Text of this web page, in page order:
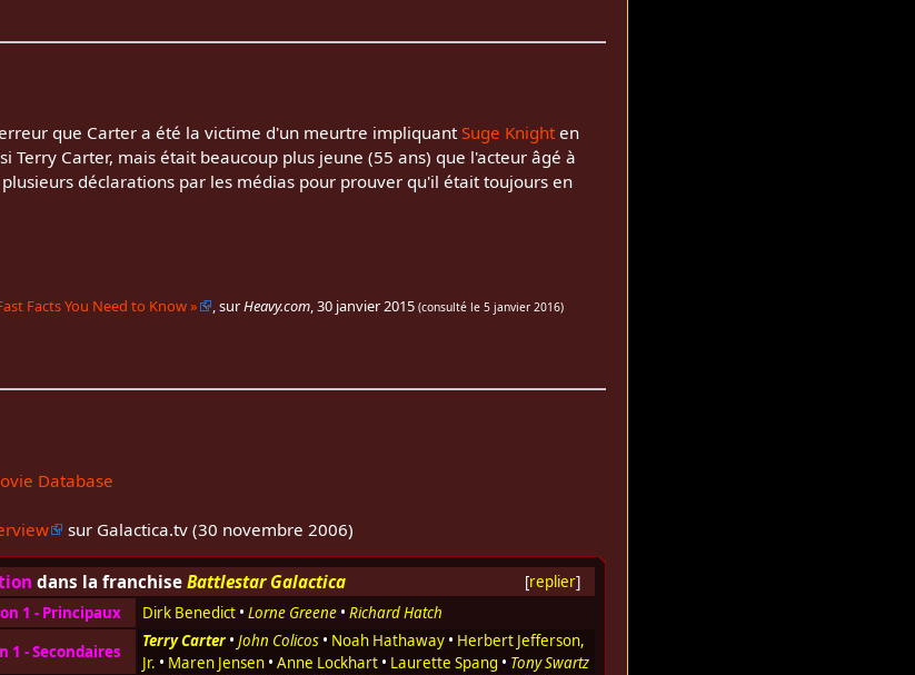
que Carter a été la victime d'un meurtre impliquantSuge Knighten
Terry Carter, mais était beaucoup plus jeune (55 ans) que l'acteur âgé à
déclarations par les médias pour prouver qu'il était toujours en
Facts You Need to Know» , surHeavy.com,30 janvier 2015 (consulté le5 janvier 2016)
Database
sur Galactica.tv (30 novembre 2006)
[replier]
dans la franchise Battlestar Galactica
1 - Principaux Dirk Benedict• Lorne Greene• Richard Hatch
1 - Secondaires
Terry Carter• John Colicos• Noah Hathaway• Herbert Jefferson,
Jr. • Maren Jensen• Anne Lockhart• Laurette Spang • Tony Swartz